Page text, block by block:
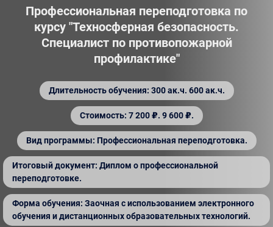
Профессиональная переподготовка по
курсу "Техносферная безопасность.
Специалист по противопожарной
профилактике"
Длительность обучения: 300 ак.ч. 600 ак.ч.
Стоимость: 7 200 ₽. 9 600 ₽.
Вид программы: Профессиональная переподготовка.
Итоговый документ: Диплом о профессиональной
переподготовке.
Форма обучения: Заочная с использованием электронного
обучения и дистанционных образовательных технологий.